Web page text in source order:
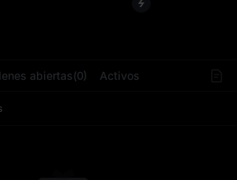
abiertas(0) Activos